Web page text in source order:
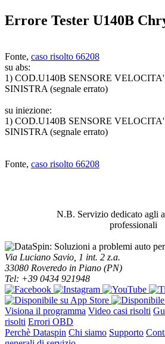
Errore Tester U140B
Fonte, caso risolto 66208
su abs:
1) COD.U140B SENSORE
SINISTRA (segnale errato)
su iniezione:
1) COD.U140B SENSORE
SINISTRA (segnale errato)
Fonte, caso risolto 66208
N.B. Servizio dedicato agli
professionali
Via Luciano Savio, 1 int. 2 z.a.
33080 Roveredo in Piano (PN)
Tel: +39 0434 921948
Visiona il programma Video casi risolti
risolti Errori OBD
Perchè Dataspin Chi siamo Supporto